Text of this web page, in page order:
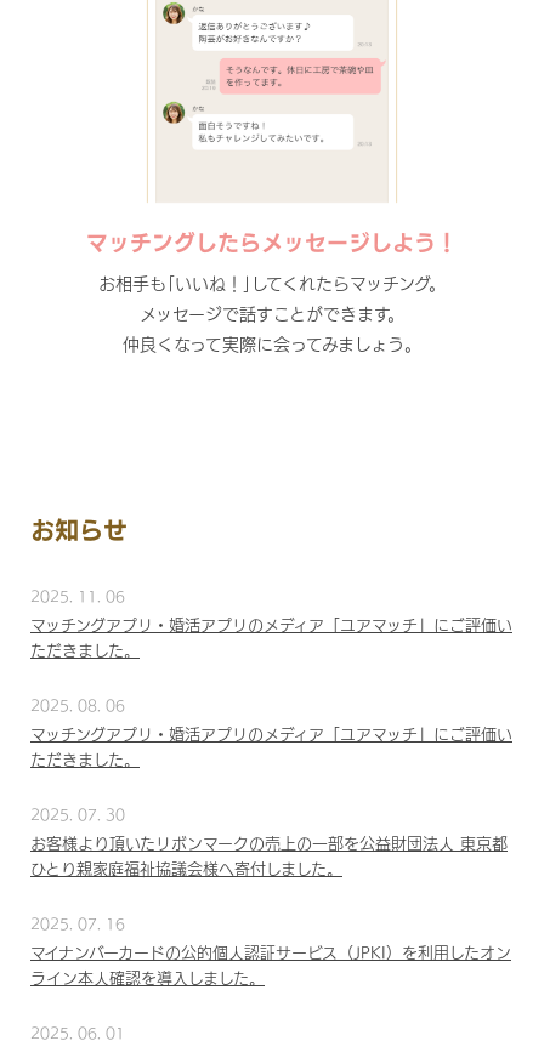
マッチングしたらメッセージしよう！
お相手も｢いいね！｣してくれたらマッチング。
メッセージで話すことができます。
仲良くなって実際に会ってみましょう。
お知らせ
2025. 11. 06
マッチングアプリ・婚活アプリのメディア「ユアマッチ」にご評価い
ただきました。
2025. 08. 06
マッチングアプリ・婚活アプリのメディア「ユアマッチ」にご評価い
ただきました。
2025. 07. 30
お客様より頂いたリボンマークの売上の一部を公益財団法人 東京都
ひとり親家庭福祉協議会様へ寄付しました。
2025. 07. 16
マイナンバーカードの公的個人認証サービス（JPKI）を利用したオン
ライン本人確認を導入しました。
2025. 06. 01